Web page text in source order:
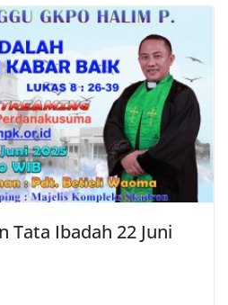
Tata Ibadah 22 Juni